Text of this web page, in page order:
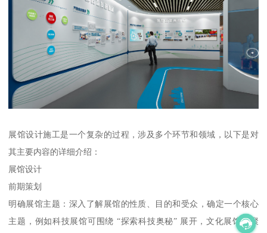
展馆设计施工是一个复杂的过程，涉及多个环节和领域，以下是对
其主要内容的详细介绍：
展馆设计
前期策划
明确展馆主题：深入了解展馆的性质、目的和受众，确定一个核心
主题，例如科技展馆可围绕 “探索科技奥秘” 展开，文化展馆可聚